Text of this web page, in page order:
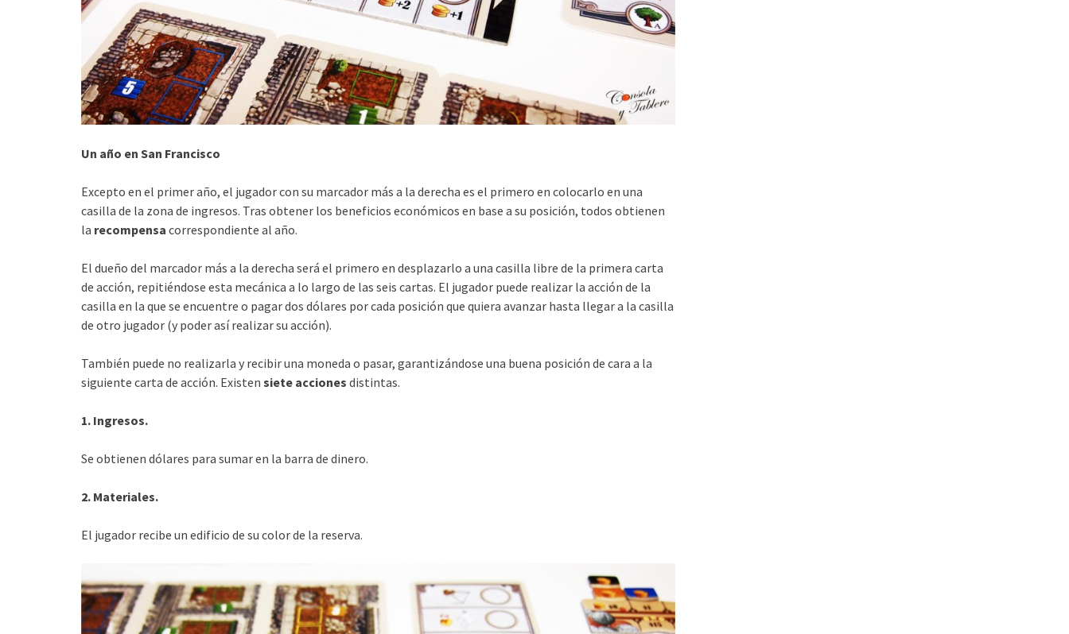
Un año en San Francisco
Excepto en el primer año, el jugador con su marcador más a la derecha es el primero en colocarlo en una
casilla de la zona de ingresos. Tras obtener los beneficios económicos en base a su posición, todos obtienen
la recompensa correspondiente al año.
El dueño del marcador más a la derecha será el primero en desplazarlo a una casilla libre de la primera carta
de acción, repitiéndose esta mecánica a lo largo de las seis cartas. El jugador puede realizar la acción de la
casilla en la que se encuentre o pagar dos dólares por cada posición que quiera avanzar hasta llegar a la casilla
de otro jugador (y poder así realizar su acción).
También puede no realizarla y recibir una moneda o pasar, garantizándose una buena posición de cara a la
siguiente carta de acción. Existen siete acciones distintas.
1. Ingresos.
Se obtienen dólares para sumar en la barra de dinero.
2. Materiales.
El jugador recibe un edificio de su color de la reserva.